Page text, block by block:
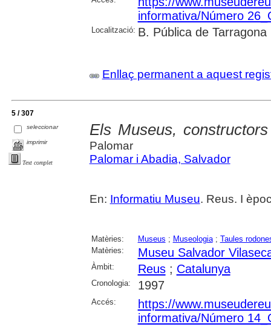
informativa/Número
Localització: B. Pública de Tarragona
Enllaç permanent a aquest
5 / 307
seleccionar
imprimir
Text complet
Els Museus,
Palomar
Palomar i Abadia, Salvador
En: Informatiu Museu. Reus. I
Matèries: Museus ; Museologia; Taules
Matèries:
Museu Salvador
Àmbit: Reus; Catalunya
Cronologia: 1997
Accés:
https://
informativa/Número